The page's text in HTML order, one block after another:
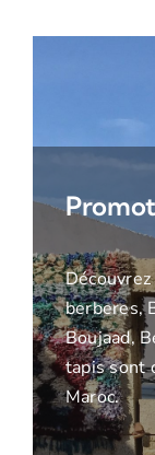
berberes,
Boujaad,
tapis sont
Maroc.